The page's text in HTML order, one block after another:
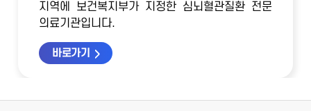
지역에 보건복지부가 지정한 심뇌혈관질환 전문
의료기관입니다.
바로가기